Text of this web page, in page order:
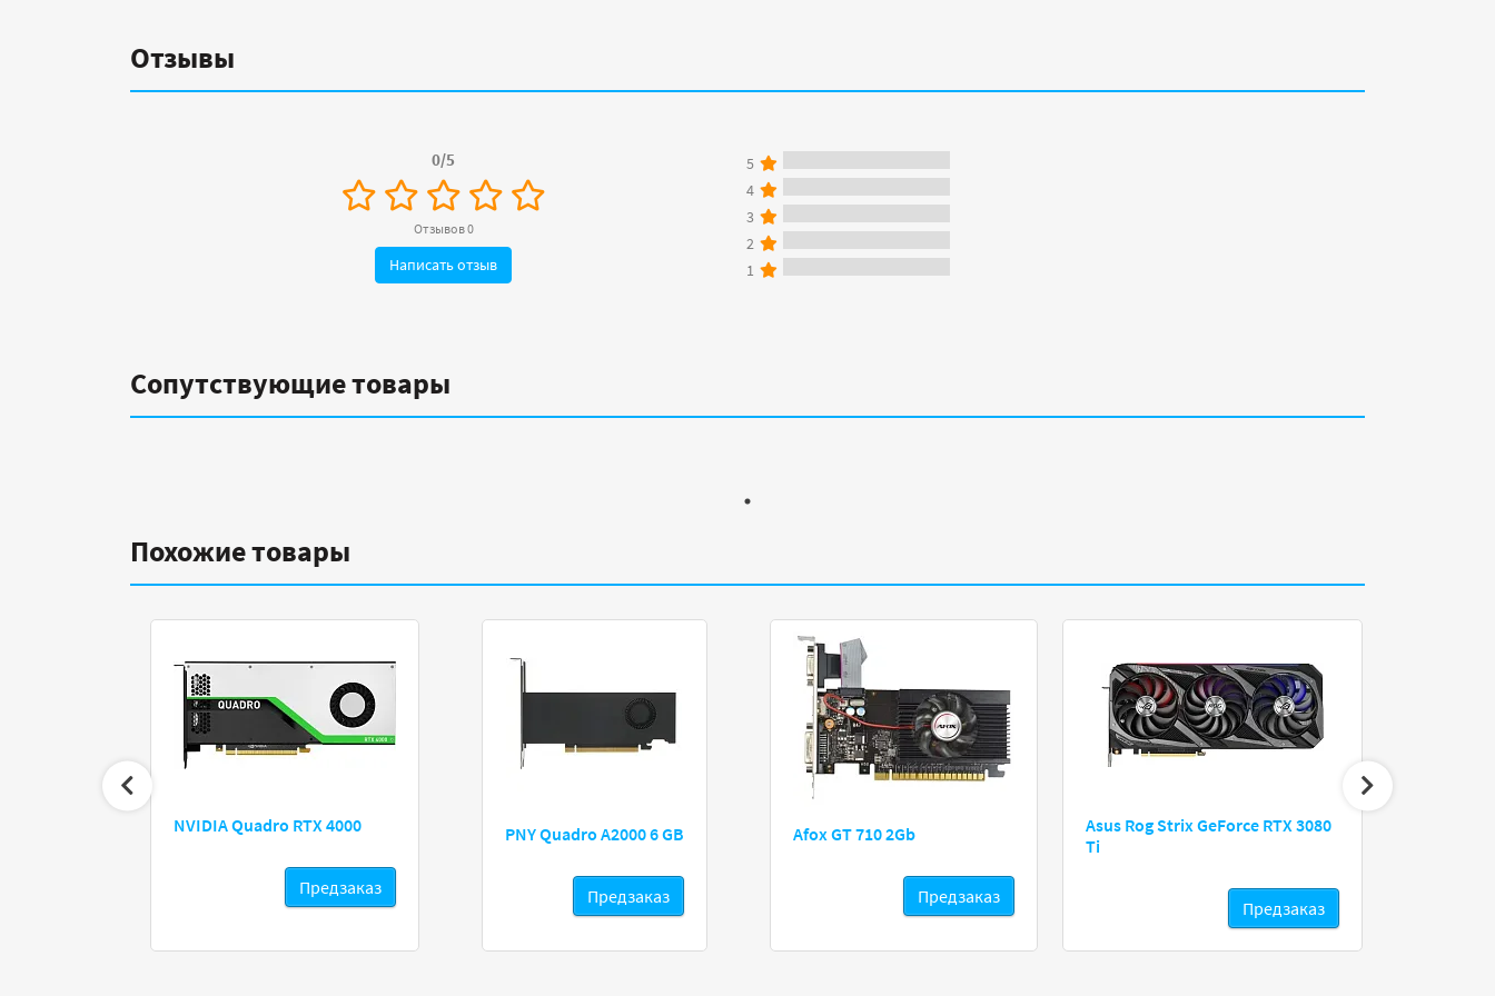
Отзывы
0/5
Отзывов 0
Написать отзыв
5
4
3
2
1
Сопутствующие товары
Похожие товары
NVIDIA Quadro RTX 4000
Предзаказ
PNY Quadro A2000 6 GB
Предзаказ
Afox GT 710 2Gb
Предзаказ
Asus Rog Strix GeForce RTX 3080
Ti
Предзаказ